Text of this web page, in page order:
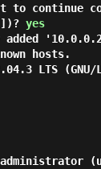
to continue
yes
added
hosts.
LTS
administrator